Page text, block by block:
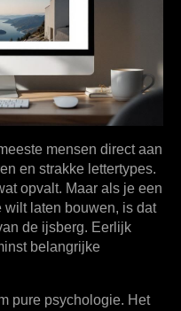
mensen direct aan
en strakke lettertypes.
opvalt. Maar als je een
laten bouwen, is dat
de ijsberg. Eerlijk
belangrijke
pure psychologie. Het